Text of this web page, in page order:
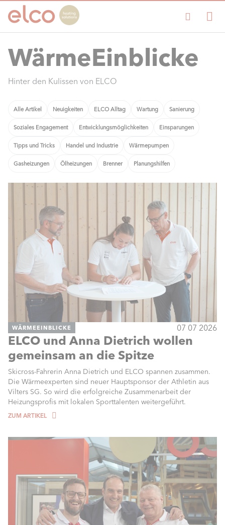
WärmeEinblicke
Hinter den Kulissen von ELCO
Alle Artikel Neuigkeiten ELCO Alltag Wartung Sanierung
Soziales Engagement Entwicklungsmöglichkeiten Einsparungen
Tipps und Tricks Handel und Industrie Wärmepumpen
Gasheizungen Ölheizungen Brenner Planungshilfen
WÄRMEEINBLICKE 07 07 2026
ELCO und Anna Dietrich wollen
gemeinsam an die Spitze
Skicross-Fahrerin Anna Dietrich und ELCO spannen zusammen.
Die Wärmeexperten sind neuer Hauptsponsor der Athletin aus
Vilters SG. So wird die erfolgreiche Zusammenarbeit der
Heizungsprofis mit lokalen Sporttalenten weitergeführt.
ZUM ARTIKEL